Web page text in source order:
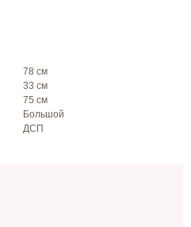
78 см
33 см
75 см
Большой
ДСП